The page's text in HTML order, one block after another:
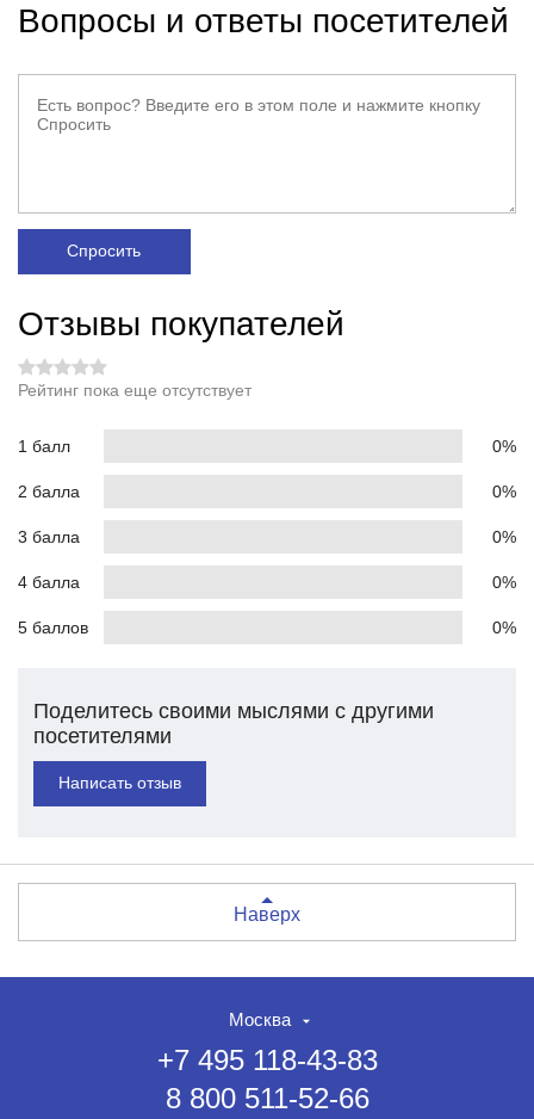
Вопросы и ответы посетителей
Спросить
Отзывы покупателей
Рейтинг пока еще отсутствует
1 балл 0%
2 балла 0%
3 балла 0%
4 балла 0%
5 баллов 0%
Поделитесь своими мыслями с другими
посетителями
Написать отзыв
Наверх
Москва
+7 495 118-43-83
8 800 511-52-66